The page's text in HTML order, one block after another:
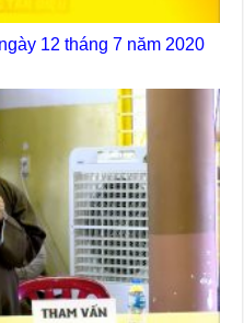
12 tháng 7 năm 2020